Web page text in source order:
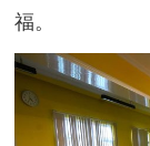
福。